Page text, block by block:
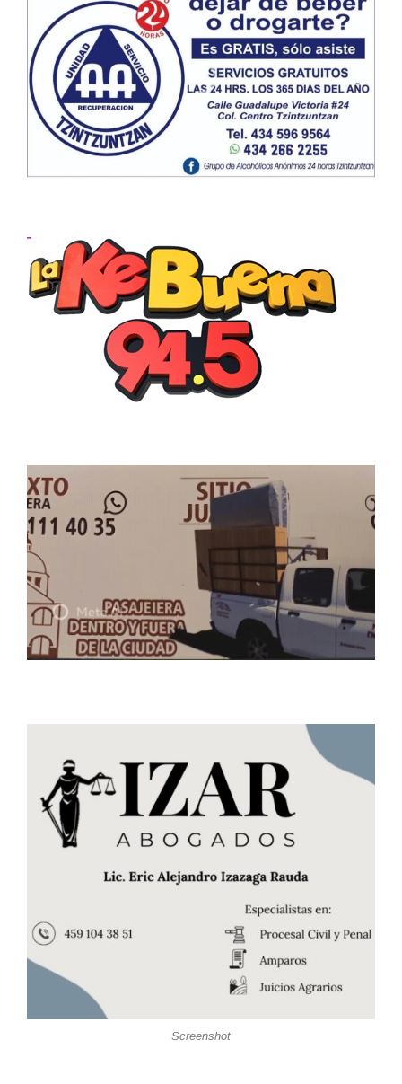
Screenshot